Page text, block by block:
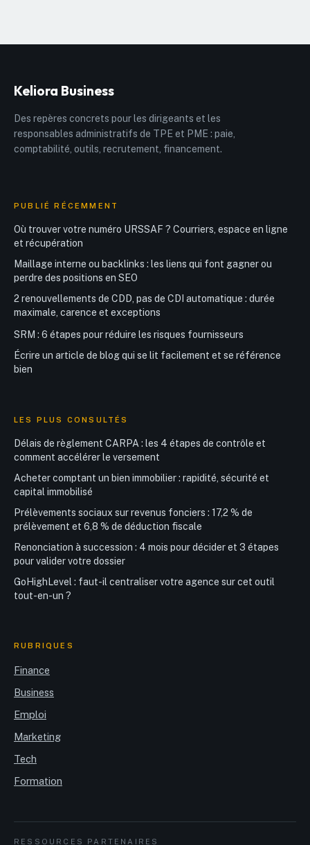
Keliora Business
Des repères concrets pour les dirigeants et les
responsables administratifs de TPE et PME : paie,
comptabilité, outils, recrutement, financement.
PUBLIÉ RÉCEMMENT
Où trouver votre numéro URSSAF ? Courriers, espace en ligne
et récupération
Maillage interne ou backlinks : les liens qui font gagner ou
perdre des positions en SEO
2 renouvellements de CDD, pas de CDI automatique : durée
maximale, carence et exceptions
SRM : 6 étapes pour réduire les risques fournisseurs
Écrire un article de blog qui se lit facilement et se référence
bien
LES PLUS CONSULTÉS
Délais de règlement CARPA : les 4 étapes de contrôle et
comment accélérer le versement
Acheter comptant un bien immobilier : rapidité, sécurité et
capital immobilisé
Prélèvements sociaux sur revenus fonciers : 17,2 % de
prélèvement et 6,8 % de déduction fiscale
Renonciation à succession : 4 mois pour décider et 3 étapes
pour valider votre dossier
GoHighLevel : faut-il centraliser votre agence sur cet outil
tout-en-un ?
RUBRIQUES
Finance
Business
Emploi
Marketing
Tech
Formation
RESSOURCES PARTENAIRES